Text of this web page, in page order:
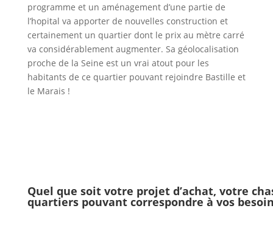
programme et un aménagement d’une partie de
l’hopital va apporter de nouvelles construction et
certainement un quartier dont le prix au mètre carré
va considérablement augmenter. Sa géolocalisation
proche de la Seine est un vrai atout pour les
habitants de ce quartier pouvant rejoindre Bastille et
le Marais !
Quel que soit votre projet d’achat, votre
quartiers pouvant correspondre à vos